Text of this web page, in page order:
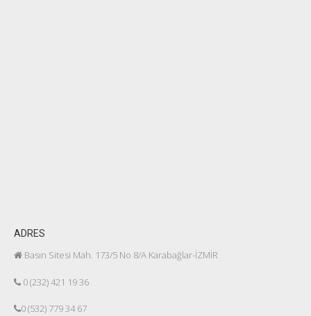
ADRES
Basın Sitesi Mah. 173/5 No 8/A Karabağlar-İZMİR
0 (232) 421 19 36
0 (532) 779 34 67